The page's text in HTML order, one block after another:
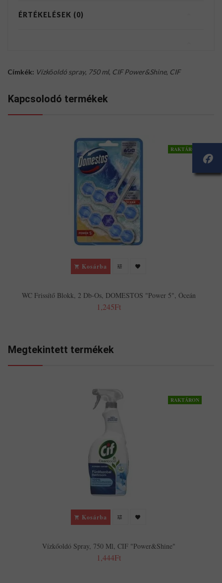
ÉRTÉKELÉSEK (0)
Címkék: Vízkőoldó spray, 750 ml, CIF Power&Shine, CIF
Kapcsolodó termékek
RAKTÁRON
Kosárba
WC Frissítő Blokk, 2 Db-Os, DOMESTOS "Power 5", Óceán
1,245Ft
Megtekintett termékek
RAKTÁRON
Kosárba
Vízkőoldó Spray, 750 Ml, CIF "Power&Shine"
1,444Ft